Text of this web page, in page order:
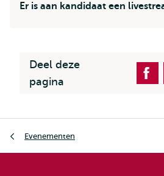
Er is aan kandidaat een
Deel deze
pagina
Evenementen